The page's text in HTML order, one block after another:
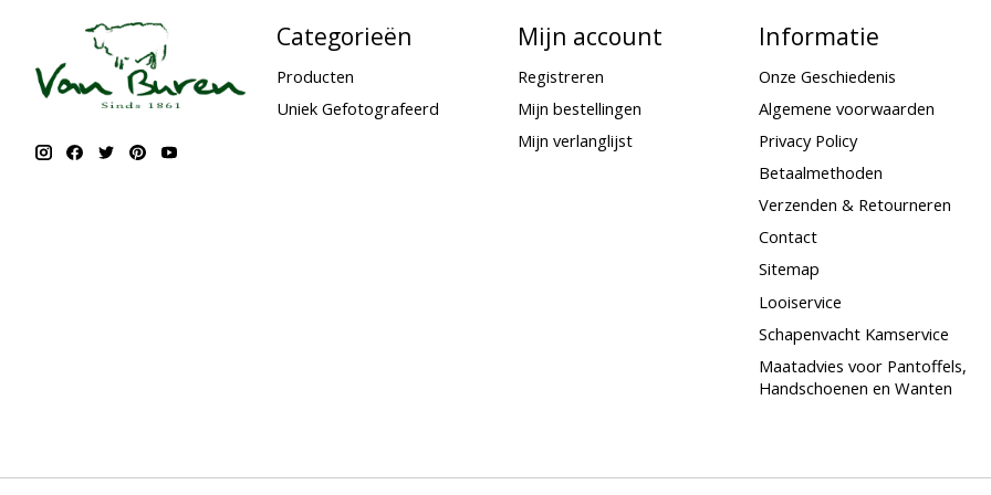
Categorieën
Producten
Uniek Gefotografeerd
Mijn account
Registreren
Mijn bestellingen
Mijn verlanglijst
Informatie
Onze Geschiedenis
Algemene voorwaarden
Privacy Policy
Betaalmethoden
Verzenden & Retourneren
Contact
Sitemap
Looiservice
Schapenvacht Kamservice
Maatadvies voor Pantoffels,
Handschoenen en Wanten